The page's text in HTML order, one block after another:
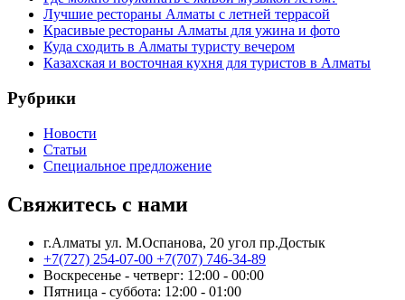
Лучшие рестораны Алматы с летней террасой
Красивые рестораны Алматы для ужина и фото
Куда сходить в Алматы туристу вечером
Казахская и восточная кухня для туристов в Алматы
Рубрики
Новости
Статьи
Cпециальное предложение
Свяжитесь с нами
г.Алматы ул. М.Оспанова, 20 угол пр.Достык
+7(727) 254-07-00 +7(707) 746-34-89
Воскресенье - четверг: 12:00 - 00:00
Пятница - суббота: 12:00 - 01:00